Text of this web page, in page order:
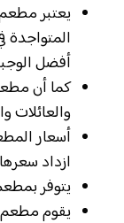
يعتبر
المتواجدة
أفضل
كما أن
والعائلات
أسعار
ازداد
يتوفر
يقوم